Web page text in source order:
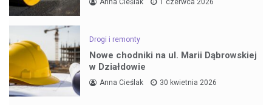
Anna Cieślak 1 czerwca 2026
Drogi i remonty
Nowe chodniki na ul. Marii Dąbrowskiej
w Działdowie
Anna Cieślak 30 kwietnia 2026